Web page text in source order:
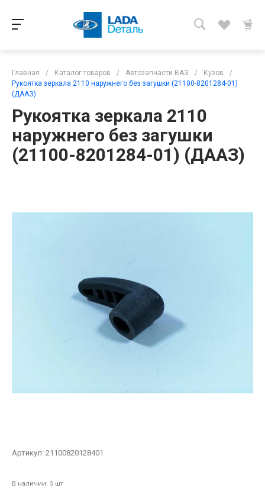
Главная / Каталог товаров / Автозапчасти ВАЗ / Кузов
/
Рукоятка зеркала 2110 наружнего без загушки (21100-8201284-01)
(ДААЗ)
Рукоятка зеркала 2110
наружнего без загушки
(21100-8201284-01) (ДААЗ)
Артикул: 21100820128401
В наличии: 5 шт